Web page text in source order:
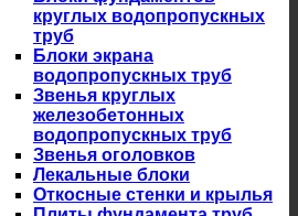
круглых водопропускных
труб
Блоки экрана
водопропускных труб
Звенья круглых
железобетонных
водопропускных труб
Звенья оголовков
Лекальные блоки
Откосные стенки и крылья